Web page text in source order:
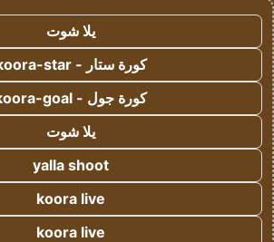
يلا شوت
كورة ستار - koora-star
كورة جول - koora-goal
يلا شوت
yalla shoot
koora live
koora live